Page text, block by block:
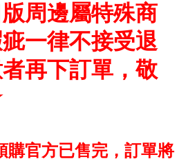
周邊屬特殊商
一律不接受退
再下訂單，敬
官方已售完，訂單將